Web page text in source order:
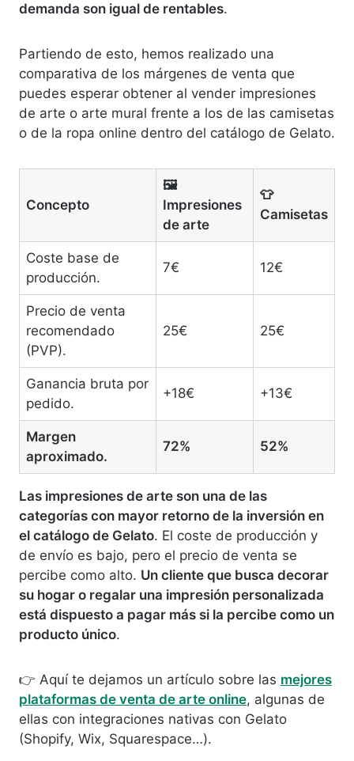
demanda son igual de rentables.
Partiendo de esto, hemos realizado una
comparativa de los márgenes de venta que
puedes esperar obtener al vender impresiones
de arte o arte mural frente a los de las camisetas
o de la ropa online dentro del catálogo de Gelato.
Concepto
🖼️
Impresiones
de arte
👕
Camisetas
Coste base de
producción.
7€ 12€
Precio de venta
recomendado
(PVP).
25€ 25€
Ganancia bruta por
pedido.
+18€ +13€
Margen
aproximado.
72% 52%
Las impresiones de arte son una de las
categorías con mayor retorno de la inversión en
el catálogo de Gelato. El coste de producción y
de envío es bajo, pero el precio de venta se
percibe como alto. Un cliente que busca decorar
su hogar o regalar una impresión personalizada
está dispuesto a pagar más si la percibe como un
producto único.
👉 Aquí te dejamos un artículo sobre las mejores
plataformas de venta de arte online, algunas de
ellas con integraciones nativas con Gelato
(Shopify, Wix, Squarespace…).